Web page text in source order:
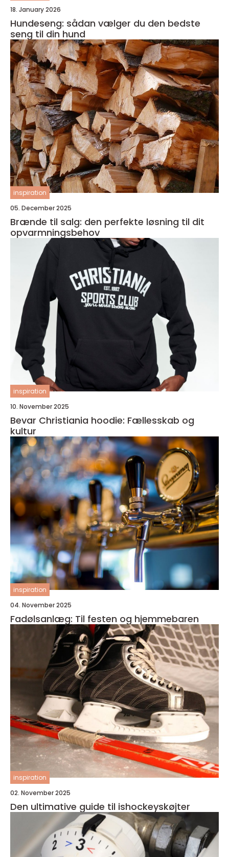
18. January 2026
Hundeseng: sådan vælger du den bedste
seng til din hund
inspiration
05. December 2025
Brænde til salg: den perfekte løsning til dit
opvarmningsbehov
inspiration
10. November 2025
Bevar Christiania hoodie: Fællesskab og
kultur
inspiration
04. November 2025
Fadølsanlæg: Til festen og hjemmebaren
inspiration
02. November 2025
Den ultimative guide til ishockeyskøjter